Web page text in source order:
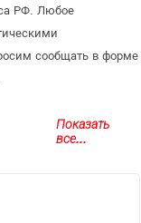
РФ. Любое
сообщать в форме
Показать
все...